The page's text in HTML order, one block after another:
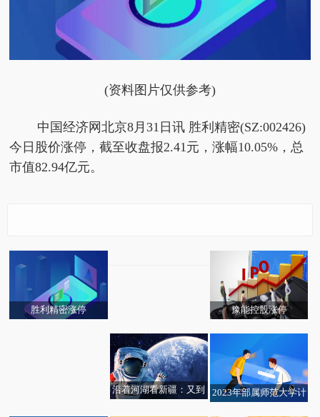
(资料图片仅供参考)
中国经济网北京8月31日讯 胜利精密(SZ:002426)
今日股价涨停，截至收盘报2.41元，涨幅10.05%，总
市值82.94亿元。
胜利精密涨停
豫能控股涨停
沿着河湖看新疆：又到
​2023年部属师范大学计